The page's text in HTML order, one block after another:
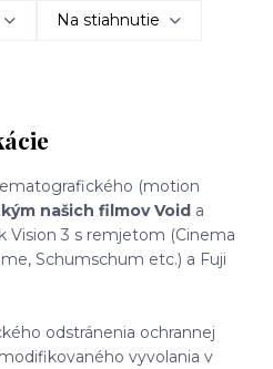
Na stiahnutie
(motion
našich filmov Void a
Vision 3 s remjetom (Cinema
Schumschum etc.) a Fuji
odstránenia ochrannej
vyvolania v